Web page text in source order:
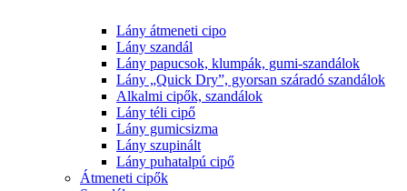
Lány átmeneti cipo
Lány szandál
Lány papucsok, klumpák, gumi-szandálok
Lány „Quick Dry”, gyorsan száradó szandálok
Alkalmi cipők, szandálok
Lány téli cipő
Lány gumicsizma
Lány szupinált
Lány puhatalpú cipő
Átmeneti cipők